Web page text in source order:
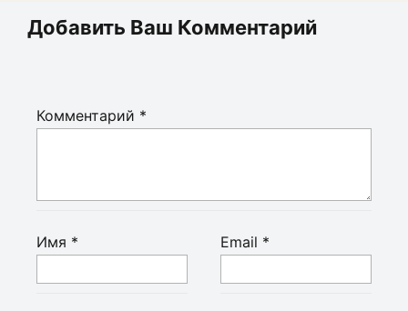
Добавить Ваш Комментарий
Комментарий *
Имя * Email *